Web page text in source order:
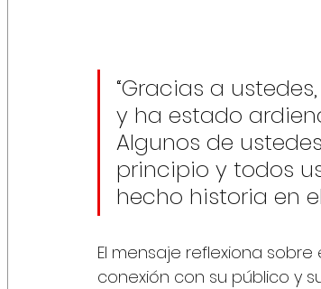
“Gracias a
y ha estado
Algunos de
principio y todos
hecho historia en
El mensaje reflexiona
conexión con su público y